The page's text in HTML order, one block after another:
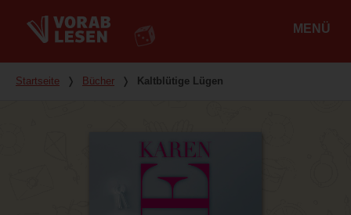
MENÜ
Du bist hier
Startseite ❭ Bücher ❭ Kaltblütige Lügen